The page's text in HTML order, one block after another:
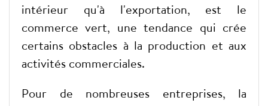
intérieur qu'à l'exportation, est le
commerce vert, une tendance qui crée
certains obstacles à la production et aux
activités commerciales.
Pour de nombreuses entreprises, la